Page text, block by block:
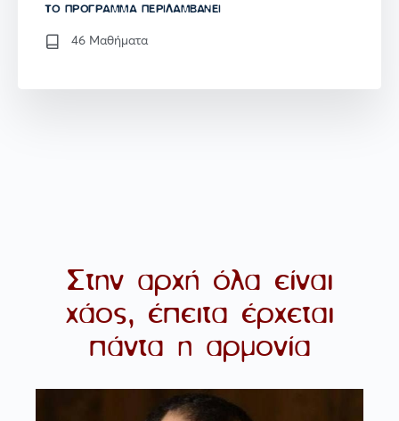
Στην αρχή όλα είναι
χάος, έπειτα έρχεται
πάντα η αρμονία
TO ΠΡΌΓΡΑΜΜΑ ΠΕΡΙΛΑΜΒΆΝΕΙ
46 Μαθήματα